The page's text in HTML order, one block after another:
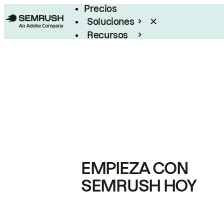
Precios
Soluciones
Recursos
EMPIEZA CON
SEMRUSH HOY